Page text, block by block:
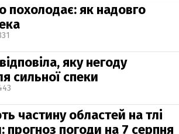
похолодає: як надовго
яку негоду
сильної спеки
частину областей на тлі
прогноз погоди на 7 серпня